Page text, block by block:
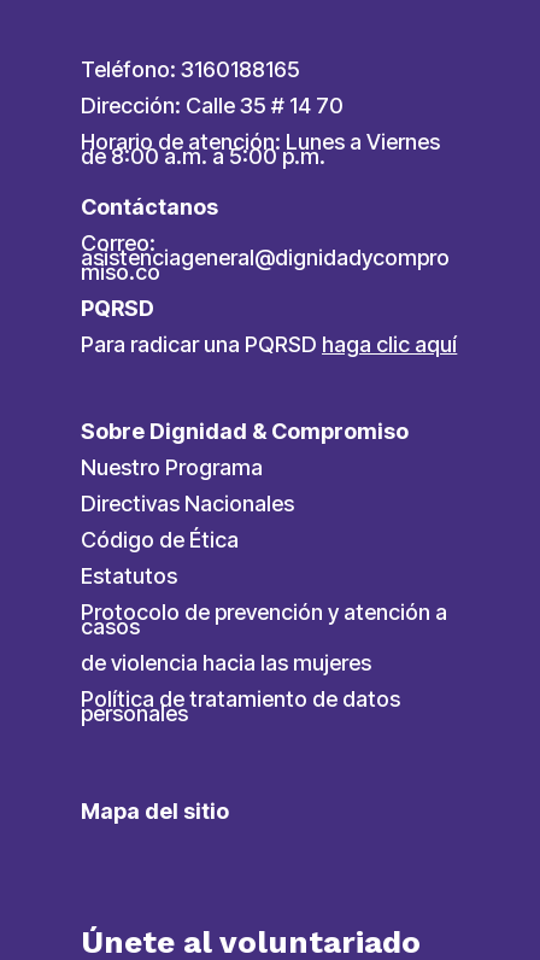
Teléfono: 3160188165
Dirección: Calle 35 # 14 70
Horario de atención: Lunes a Viernes
de 8:00 a.m. a 5:00 p.m.
Contáctanos
Correo:
asistenciageneral@dignidadycompro
miso.co
PQRSD
Para radicar una PQRSD haga clic aquí
Sobre Dignidad & Compromiso
Nuestro Programa
Directivas Nacionales
Código de Ética
Estatutos
Protocolo de prevención y atención a
casos
de violencia hacia las mujeres
Política de tratamiento de datos
personales
Mapa del sitio
Únete al voluntariado